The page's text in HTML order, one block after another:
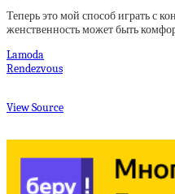
Теперь это мой способ играть с
женственность может быть
Lamoda
Rendezvous
View Source